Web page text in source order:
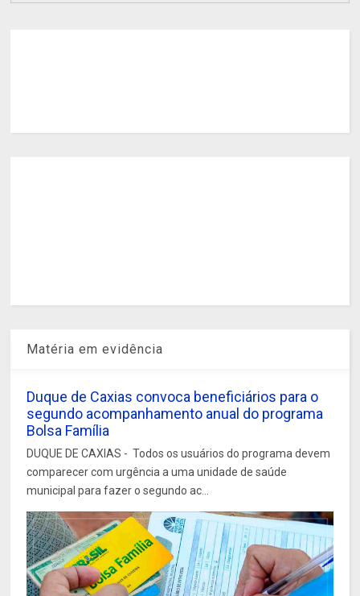
Matéria em evidência
Duque de Caxias convoca beneficiários para o
segundo acompanhamento anual do programa
Bolsa Família
DUQUE DE CAXIAS - Todos os usuários do programa devem
comparecer com urgência a uma unidade de saúde
municipal para fazer o segundo ac...